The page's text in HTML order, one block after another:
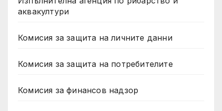
аквакултури
Комисия за защита на личните данни
Комисия за защита на потребителите
Комисия за финансов надзор